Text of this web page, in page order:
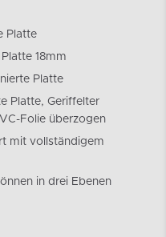
Platte
18mm
Platte
Platte, Geriffelter
Folie überzogen
mit vollständigem
in drei Ebenen